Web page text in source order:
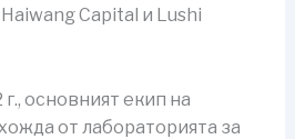
Capital и Lushi
основният екип на
от лабораторията за